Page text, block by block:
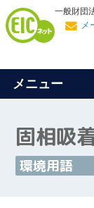
一般財団
メ
メニュー
固相吸
環境用語